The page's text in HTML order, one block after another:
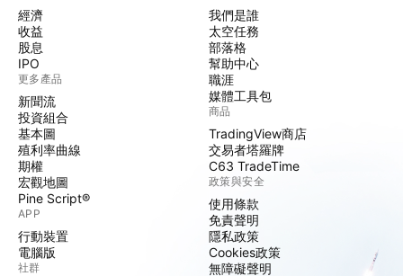
經濟
收益
股息
IPO
更多產品
新聞流
投資組合
基本圖
殖利率曲線
期權
宏觀地圖
Pine Script®
APP
行動裝置
電腦版
社群
我們是誰
太空任務
部落格
幫助中心
職涯
媒體工具包
商品
TradingView商店
交易者塔羅牌
C63 TradeTime
政策與安全
使用條款
免責聲明
隱私政策
Cookies政策
無障礙聲明